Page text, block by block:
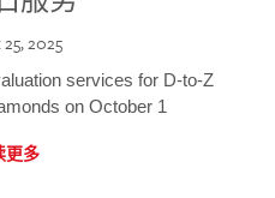
2025
services for D-to-Z
on October 1
更多